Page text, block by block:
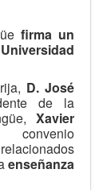
firma un
D. José
de la
Xavier
enseñanza